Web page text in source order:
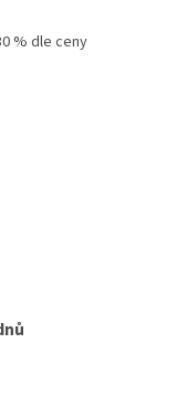
% dle ceny